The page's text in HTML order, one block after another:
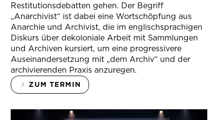
Restitutionsdebatten gehen. Der Begriff
„Anarchivist“ ist dabei eine Wortschöpfung aus
Anarchie und Archivist, die im englischsprachigen
Diskurs über dekoloniale Arbeit mit Sammlungen
und Archiven kursiert, um eine progressivere
Auseinandersetzung mit „dem Archiv“ und der
archivierenden Praxis anzuregen.
ZUM TERMIN